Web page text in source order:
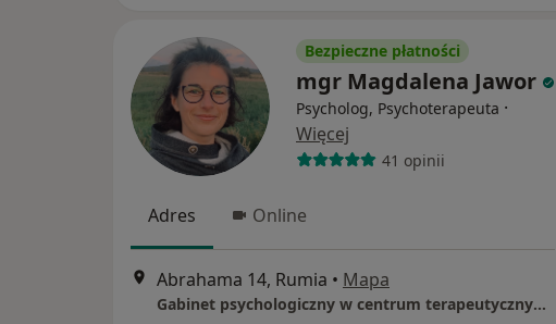
Bezpieczne płatności
mgr Magdalena Jawor
Psycholog, Psychoterapeuta ·
Więcej
41 opinii
Adres Online
Abrahama 14, Rumia • Mapa
Gabinet psychologiczny w centrum terapeutycznym Przystań na Rozwój, Rumia